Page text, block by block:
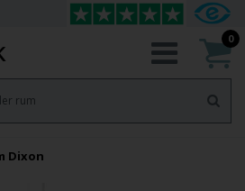
0
Dixon